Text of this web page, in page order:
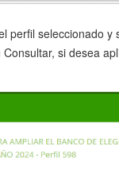
perfil seleccionado y
si desea